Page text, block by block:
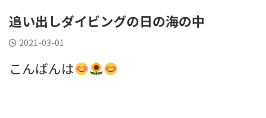
追い出しダイビングの日の海の中
2021-03-01
こんばんは